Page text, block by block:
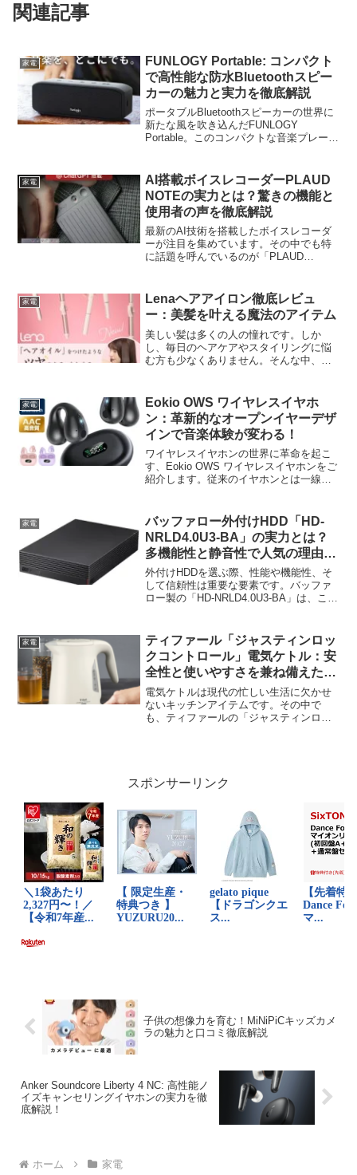
関連記事
家電
FUNLOGY Portable: コンパクト
で高性能な防水Bluetoothスピー
カーの魅力と実力を徹底解説
ポータブルBluetoothスピーカーの世界に
新たな風を吹き込んだFUNLOGY
Portable。このコンパクトな音楽プレーヤ
力、そしてユーザーの声を詳しく見てい
きまし...
家電
AI搭載ボイスレコーダーPLAUD
NOTEの実力とは？驚きの機能と
使用者の声を徹底解説
最新のAI技術を搭載したボイスレコーダ
ーが注目を集めています。その中でも特
に話題を呼んでいるのが「PLAUD
おり、ビジネスシーンや学習環境で大き
な変革をもたらす可能...
家電
Lenaヘアアイロン徹底レビュ
ー：美髪を叶える魔法のアイテム
美しい髪は多くの人の憧れです。しか
し、毎日のヘアケアやスタイリングに悩
む方も少なくありません。そんな中、
ら高い評価を得ており、美髪への近道と
して人気を博しています。...
家電
Eokio OWS ワイヤレスイヤホ
ン：革新的なオープンイヤーデザ
インで音楽体験が変わる！
ワイヤレスイヤホンの世界に革命を起こ
す、Eokio OWS ワイヤレスイヤホンをご
紹介します。従来のイヤホンとは一線を
イヤレスイヤホンの魅力とは？Eokio ...
家電
バッファロー外付けHDD「HD-
NRLD4.0U3-BA」の実力とは？
多機能性と静音性で人気の理由を
徹底解説！
外付けHDDを選ぶ際、性能や機能性、そ
して信頼性は重要な要素です。バッファ
ロー製の「HD-NRLD4.0U3-BA」は、これ
ユーザーの声を元に、この外付けHDDの
特徴や...
家電
ティファール「ジャスティンロッ
クコントロール」電気ケトル：安
全性と使いやすさを兼ね備えた最
強の湯沸かし器
電気ケトルは現代の忙しい生活に欠かせ
ないキッチンアイテムです。その中で
も、ティファールの「ジャスティンロッ
スポンサーリンク
子供の想像力を育む！MiNiPiCキッズカメ
ラの魅力と口コミ徹底解説
Anker Soundcore Liberty 4 NC: 高性能ノ
イズキャンセリングイヤホンの実力を徹
底解説！
ホーム 家電